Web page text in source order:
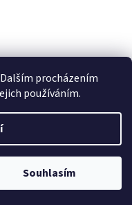
procházením
používáním.
Souhlasím
práva vyhrazena.Upravit